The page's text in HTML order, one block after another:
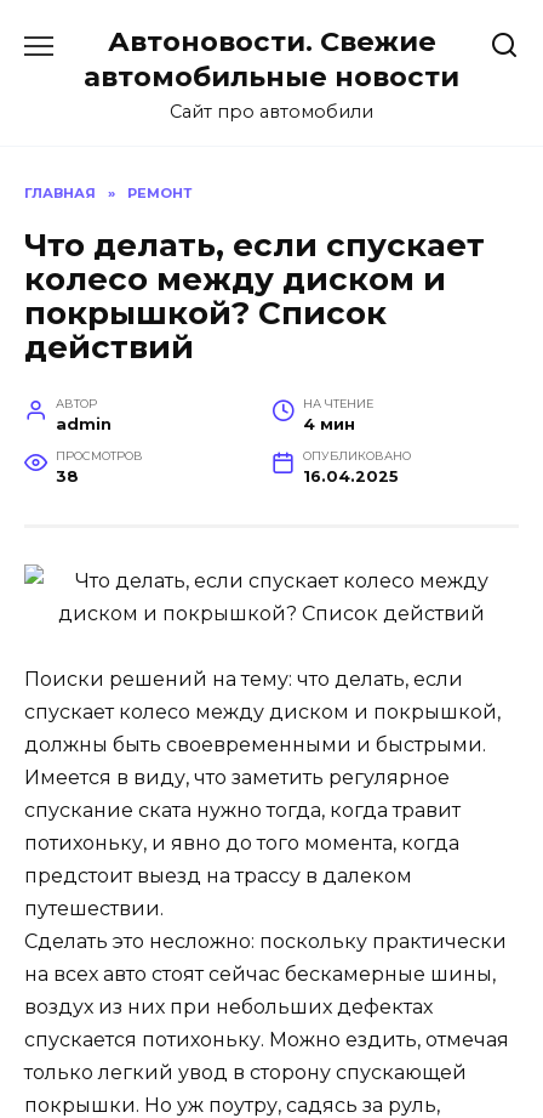
содержанию
Автоновости. Свежие
автомобильные новости
Сайт про автомобили
ГЛАВНАЯ » РЕМОНТ
Что делать, если спускает
колесо между диском и
покрышкой? Список
действий
АВТОР
admin
НА ЧТЕНИЕ
4 мин
ПРОСМОТРОВ
38
ОПУБЛИКОВАНО
16.04.2025
Поиски решений на тему: что делать, если
спускает колесо между диском и покрышкой,
должны быть своевременными и быстрыми.
Имеется в виду, что заметить регулярное
спускание ската нужно тогда, когда травит
потихоньку, и явно до того момента, когда
предстоит выезд на трассу в далеком
путешествии.
Сделать это несложно: поскольку практически
на всех авто стоят сейчас бескамерные шины,
воздух из них при небольших дефектах
спускается потихоньку. Можно ездить, отмечая
только легкий увод в сторону спускающей
покрышки. Но уж поутру, садясь за руль,